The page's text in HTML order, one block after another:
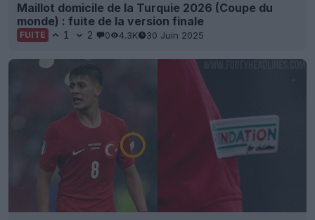
Maillot domicile de la Turquie 2026 (Coupe du
monde) : fuite de la version finale
FUITE 1 2 0 4.3K 30 Juin 2025